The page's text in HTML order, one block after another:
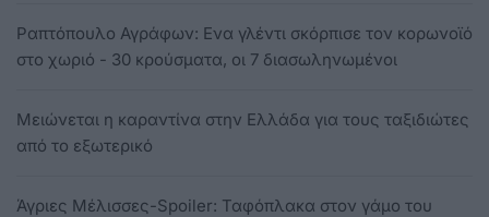
Ραπτόπουλο Αγράφων: Ενα γλέντι σκόρπισε τον κορωνοϊό
στο χωριό - 30 κρούσματα, οι 7 διασωληνωμένοι
Μειώνεται η καραντίνα στην Ελλάδα για τους ταξιδιώτες
από το εξωτερικό
Άγριες Μέλισσες-Spoiler: Ταφόπλακα στον γάμο του